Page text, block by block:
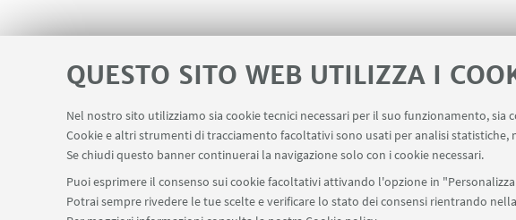
QUESTO SITO WEB UTILIZZA I
Nel nostro sito utilizziamo sia cookie tecnici necessari per il suo funzionamento,
Cookie e altri strumenti di tracciamento facoltativi sono usati per analisi
Se chiudi questo banner continuerai la navigazione solo con i cookie necessari.
Puoi esprimere il consenso sui cookie facoltativi attivando l'opzione in
Potrai sempre rivedere le tue scelte e verificare lo stato dei consensi rientrando